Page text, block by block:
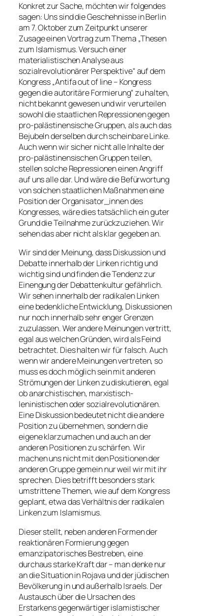
Konkret zur Sache, möchten wir folgendes
sagen: Uns sind die Geschehnisse in Berlin
am 7. Oktober zum Zeitpunkt unserer
Zusage einen Vortrag zum Thema „Thesen
zum Islamismus. Versuch einer
materialistischen Analyse aus
sozialrevolutionärer Perspektive“ auf dem
Kongress „Antifa out of line – Kongress
gegen die autoritäre Formierung“ zu halten,
nicht bekannt gewesen und wir verurteilen
sowohl die staatlichen Repressionen gegen
pro-palästinensische Gruppen, als auch das
Bejubeln derselben durch scheinbare Linke.
Auch wenn wir sicher nicht alle Inhalte der
pro-palästinensischen Gruppen teilen,
stellen solche Repressionen einen Angriff
auf uns alle dar. Und wäre die Befürwortung
von solchen staatlichen Maßnahmen eine
Position der Organisator_innen des
Kongresses, wäre dies tatsächlich ein guter
Grund die Teilnahme zurückzuziehen. Wir
sehen das aber nicht als klar gegeben an.
Wir sind der Meinung, dass Diskussion und
Debatte innerhalb der Linken richtig und
wichtig sind und finden die Tendenz zur
Einengung der Debattenkultur gefährlich.
Wir sehen innerhalb der radikalen Linken
eine bedenkliche Entwicklung, Diskussionen
nur noch innerhalb sehr enger Grenzen
zuzulassen. Wer andere Meinungen vertritt,
egal aus welchen Gründen, wird als Feind
betrachtet. Dies halten wir für falsch. Auch
wenn wir andere Meinungen vertreten, so
muss es doch möglich sein mit anderen
Strömungen der Linken zu diskutieren, egal
ob anarchistischen, marxistisch-
leninistischen oder sozialrevolutionären.
Eine Diskussion bedeutet nicht die andere
Position zu übernehmen, sondern die
eigene klarzumachen und auch an der
anderen Positionen zu schärfen. Wir
machen uns nicht mit den Positionen der
anderen Gruppe gemein nur weil wir mit ihr
sprechen. Dies betrifft besonders stark
umstrittene Themen, wie auf dem Kongress
geplant, etwa das Verhältnis der radikalen
Linken zum Islamismus.
Dieser stellt, neben anderen Formen der
reaktionären Formierung gegen
emanzipatorisches Bestreben, eine
durchaus starke Kraft dar – man denke nur
an die Situation in Rojava und der jüdischen
Bevölkerung in und außerhalb Israels. Der
Austausch über die Ursachen des
Erstarkens gegenwärtiger islamistischer